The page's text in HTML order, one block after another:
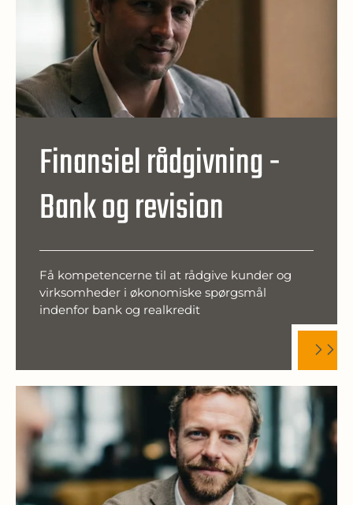
Finansiel rådgivning -
Bank og revision
Få kompetencerne til at rådgive kunder og
virksomheder i økonomiske spørgsmål
indenfor bank og realkredit